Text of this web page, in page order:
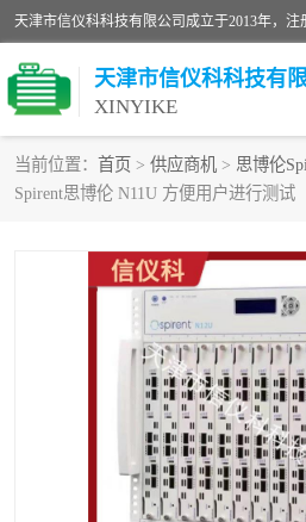
天津市信仪科科技有
XINYIKE
当前位置： 首页 > 供应商机 > 思博伦
Spirent思博伦 N11U 方便用户进行测试
思博伦Spirent C50
思博伦Spirent C100
思博伦Spirent N11U
思博伦Spirent SPT-3U
发包仪IXIA XGS2